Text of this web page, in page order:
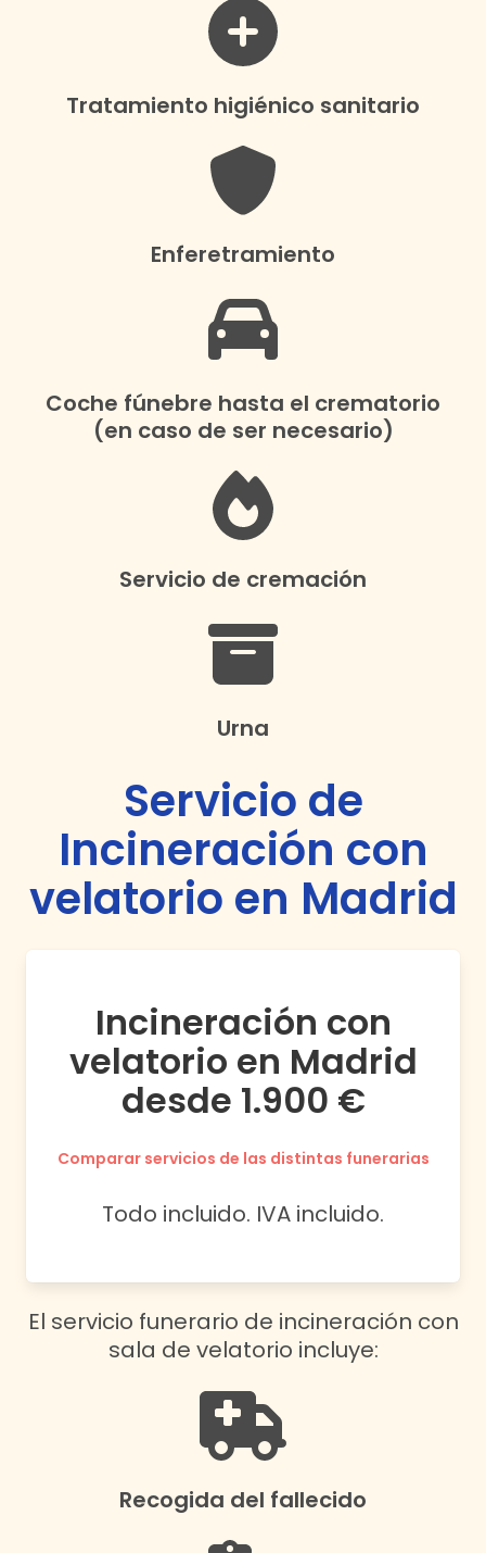
Tratamiento higiénico sanitario
Enferetramiento
Coche fúnebre hasta el crematorio
(en caso de ser necesario)
Servicio de cremación
Urna
Servicio de
Incineración con
velatorio en Madrid
Incineración con
velatorio en Madrid
desde 1.900 €
Comparar servicios de las distintas funerarias
Todo incluido. IVA incluido.
El servicio funerario de incineración con
sala de velatorio incluye:
Recogida del fallecido